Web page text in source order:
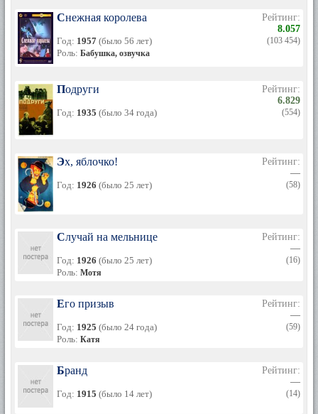
Снежная королева
Год: 1957 (было 56 лет)
Роль: Бабушка, озвучка
Рейтинг:
8.057
(103 454)
Подруги
Год: 1935 (было 34 года)
Рейтинг:
6.829
(554)
Эх, яблочко!
Год: 1926 (было 25 лет)
Рейтинг:
—
(58)
Случай на мельнице
Год: 1926 (было 25 лет)
Роль: Мотя
Рейтинг:
—
(16)
Его призыв
Год: 1925 (было 24 года)
Роль: Катя
Рейтинг:
—
(59)
Бранд
Год: 1915 (было 14 лет)
Рейтинг:
—
(14)